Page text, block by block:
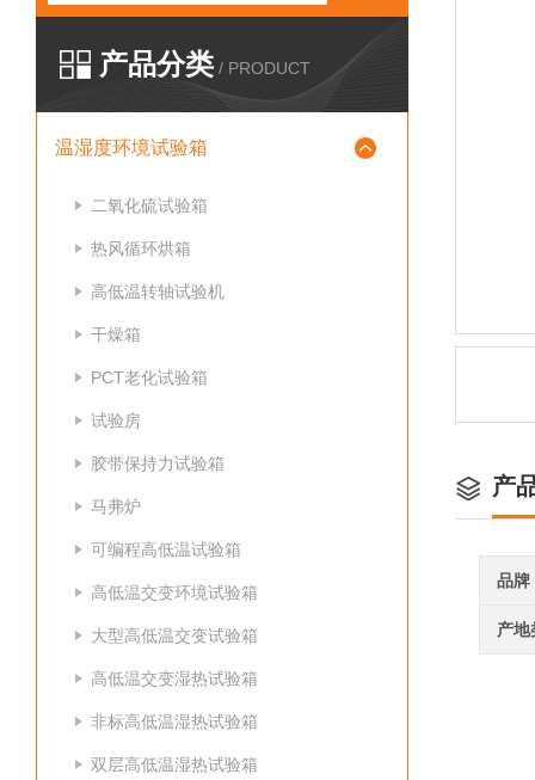
产品分类 / PRODUCT
温湿度环境试验箱
二氧化硫试验箱
热风循环烘箱
高低温转轴试验机
干燥箱
PCT老化试验箱
试验房
胶带保持力试验箱
马弗炉
可编程高低温试验箱
高低温交变环境试验箱
大型高低温交变试验箱
高低温交变湿热试验箱
非标高低温湿热试验箱
双层高低温湿热试验箱
产
品牌
产地